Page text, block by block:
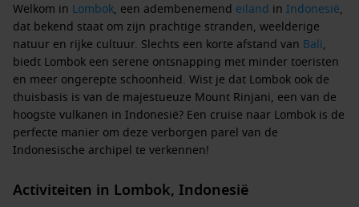
Welkom in Lombok, een adembenemend eiland in Indonesië,
dat bekend staat om zijn prachtige stranden, weelderige
natuur en rijke cultuur. Slechts een korte afstand van Bali,
biedt Lombok een serene ontsnapping met minder toeristen
en meer ongerepte schoonheid. Wist je dat Lombok ook de
thuisbasis is van de majestueuze Mount Rinjani, een van de
hoogste vulkanen in Indonesië? Een cruise naar Lombok is de
perfecte manier om deze verborgen parel van de
Indonesische archipel te verkennen!
Activiteiten in Lombok, Indonesië